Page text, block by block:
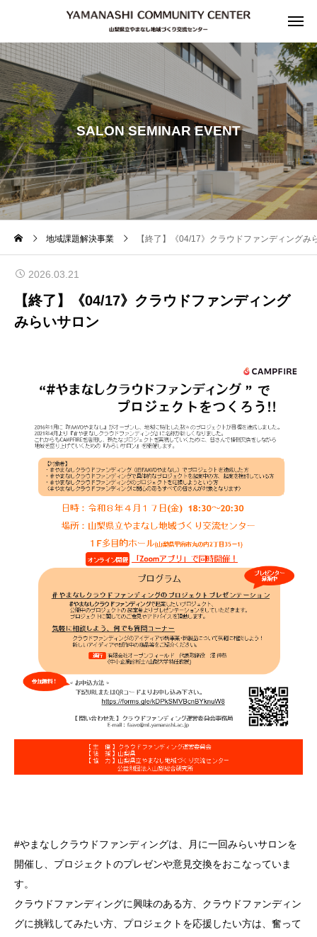
SALON SEMINAR EVENT
地域課題解決事業 【終了】《04/17》クラウドファンディングみ
2026.03.21
【終了】《04/17》クラウドファンディング
みらいサロン
#やまなしクラウドファンディングは、月に一回みらいサロンを
開催し、プロジェクトのプレゼンや意見交換をおこなっていま
す。
クラウドファンディングに興味のある方、クラウドファンディン
グに挑戦してみたい方、プロジェクトを応援したい方は、奮って